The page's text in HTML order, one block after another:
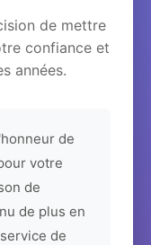
de mettre
confiance et
années.
de
votre
de
de plus en
de